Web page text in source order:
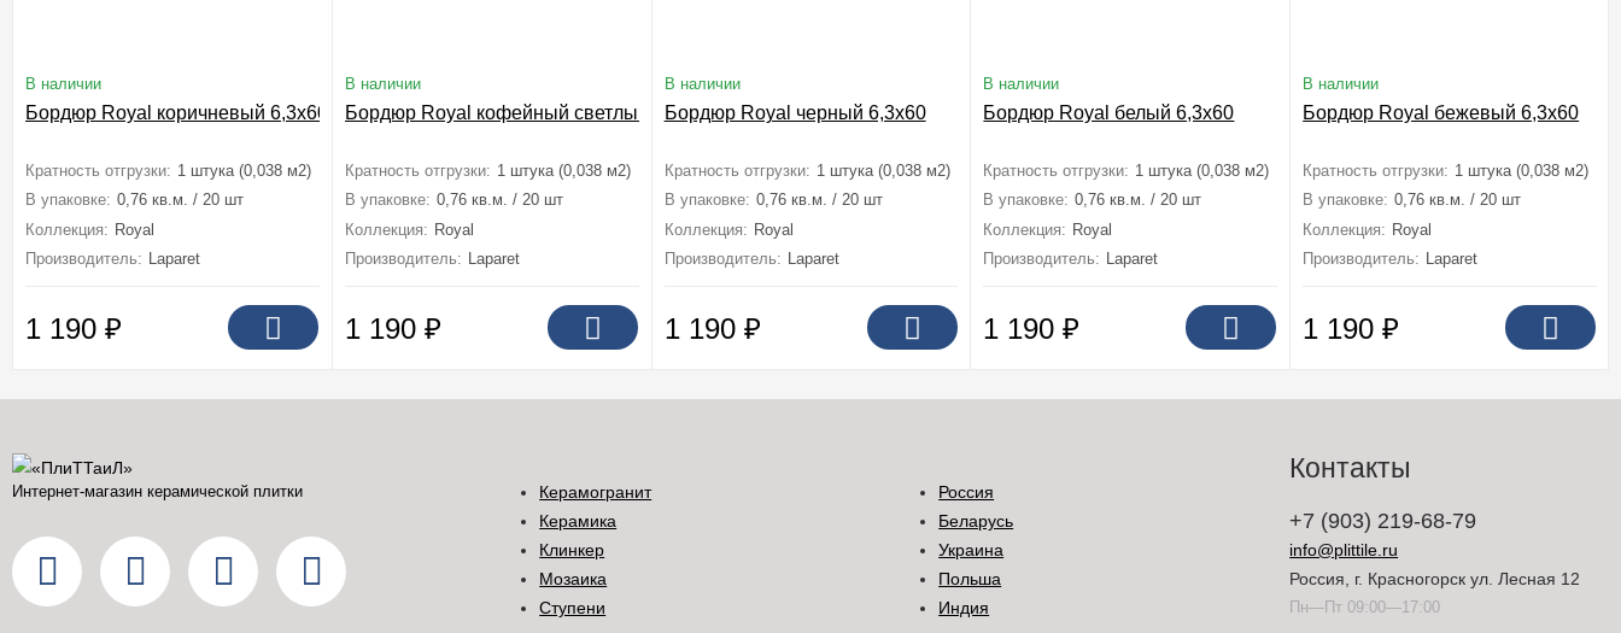
В наличии
Бордюр Royal коричневый 6,3x60
Кратность отгрузки: 1 штука (0,038 м2)
В упаковке: 0,76 кв.м. / 20 шт
Коллекция: Royal
Производитель: Laparet
1 190 ₽
В наличии
Бордюр Royal кофейный светлый 6,3x60
Кратность отгрузки: 1 штука (0,038 м2)
В упаковке: 0,76 кв.м. / 20 шт
Коллекция: Royal
Производитель: Laparet
1 190 ₽
В наличии
Бордюр Royal черный 6,3x60
Кратность отгрузки: 1 штука (0,038 м2)
В упаковке: 0,76 кв.м. / 20 шт
Коллекция: Royal
Производитель: Laparet
1 190 ₽
В наличии
Бордюр Royal белый 6,3x60
Кратность отгрузки: 1 штука (0,038 м2)
В упаковке: 0,76 кв.м. / 20 шт
Коллекция: Royal
Производитель: Laparet
1 190₽
В наличии
Бордюр Royal бежевый 6,3x60
Кратность отгрузки: 1 штука (0,038 м2)
В упаковке: 0,76 кв.м. / 20 шт
Коллекция: Royal
Производитель: Laparet
1 190₽
Интернет-магазин керамической плитки
Керамогранит
Керамика
Клинкер
Мозаика
Ступени
Россия
Беларусь
Украина
Польша
Индия
Контакты
+7 (903) 219-68-79
info@plittile.ru
Россия, г. Красногорск ул. Лесная 12
Пн—Пт 09:00—17:00